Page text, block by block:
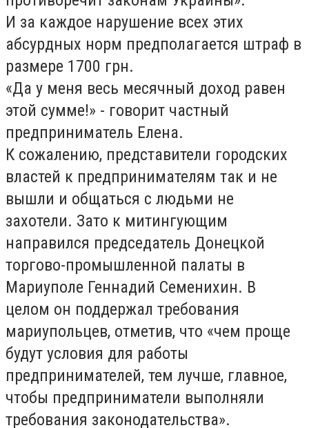
И за каждое нарушение всех этих
абсурдных норм предполагается штраф в
размере 1700 грн.
«Да у меня весь месячный доход равен
этой сумме!» - говорит частный
предприниматель Елена.
К сожалению, представители городских
властей к предпринимателям так и не
вышли и общаться с людьми не
захотели. Зато к митингующим
направился председатель Донецкой
торгово-промышленной палаты в
Мариуполе Геннадий Семенихин. В
целом он поддержал требования
мариупольцев, отметив, что «чем проще
будут условия для работы
предпринимателей, тем лучше, главное,
чтобы предприниматели выполняли
требования законодательства».